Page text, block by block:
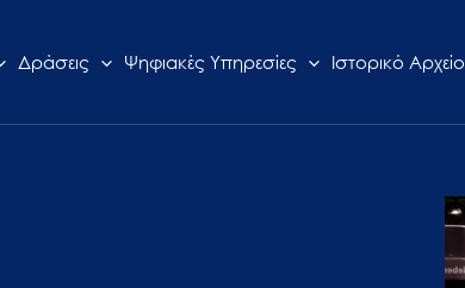
Δράσεις Ψηφιακές Υπηρεσίες Ιστορικό Αρχείο